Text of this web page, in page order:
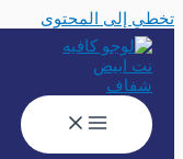
تخطي إلى المحتوى